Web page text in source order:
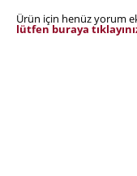
Ürün için henüz yorum
lütfen buraya